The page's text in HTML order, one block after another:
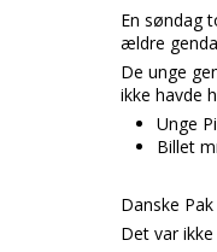
En søndag
ældre
De unge
ikke havde
Unge
Billet
Danske
Det var